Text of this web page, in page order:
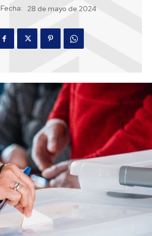
Fecha: 28 de mayo de 2024